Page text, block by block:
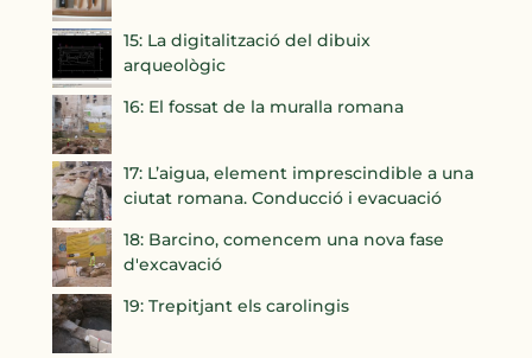
15: La digitalització del dibuix
arqueològic
16: El fossat de la muralla romana
17: L’aigua, element imprescindible a una
ciutat romana. Conducció i evacuació
18: Barcino, comencem una nova fase
d'excavació
19: Trepitjant els carolingis